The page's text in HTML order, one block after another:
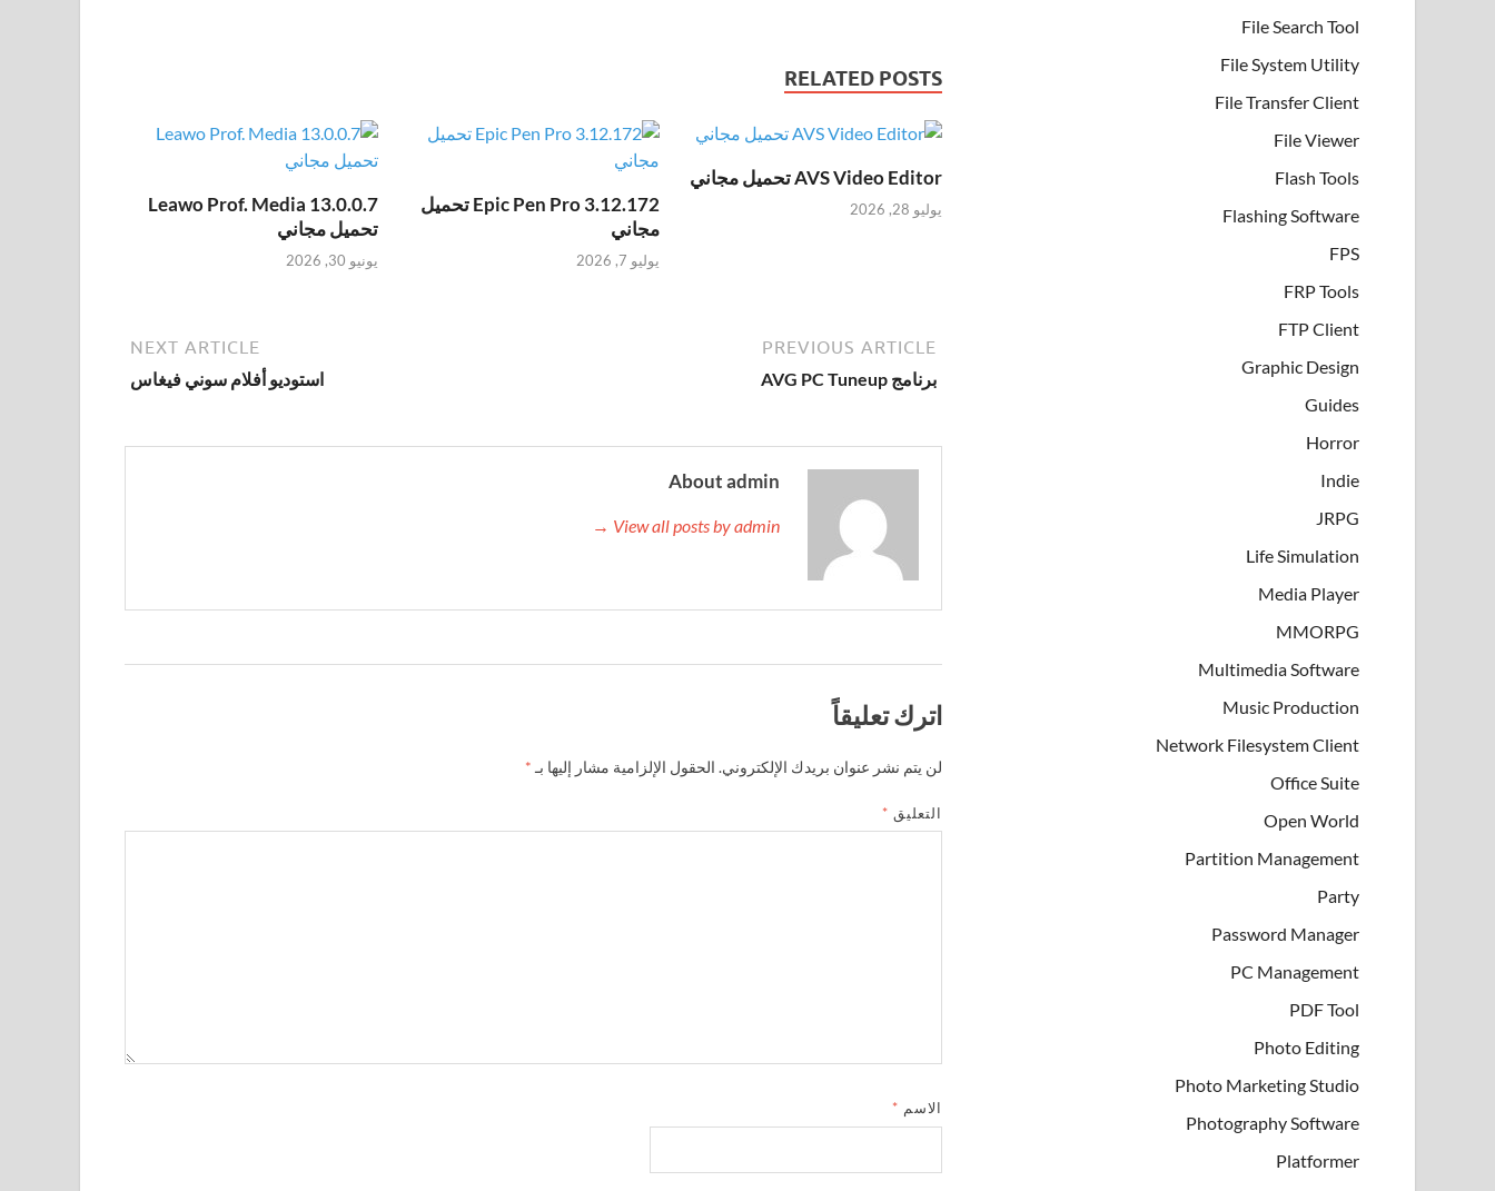
RELATED POSTS
AVS Video Editor تحميل مجاني
يوليو 28, 2026
Epic Pen Pro 3.12.172 تحميل
مجاني
يوليو 7, 2026
Leawo Prof. Media 13.0.0.7
تحميل مجاني
يونيو 30, 2026
PREVIOUS ARTICLE
برنامج AVG PC Tuneup
NEXT ARTICLE
استوديو أفلام سوني فيغاس
About admin
View all posts by admin →
اترك تعليقاً
لن يتم نشر عنوان بريدك الإلكتروني. الحقول الإلزامية مشار إليها بـ *
التعليق *
الاسم *
File Search Tool
File System Utility
File Transfer Client
File Viewer
Flash Tools
Flashing Software
FPS
FRP Tools
FTP Client
Graphic Design
Guides
Horror
Indie
JRPG
Life Simulation
Media Player
MMORPG
Multimedia Software
Music Production
Network Filesystem Client
Office Suite
Open World
Partition Management
Party
Password Manager
PC Management
PDF Tool
Photo Editing
Photo Marketing Studio
Photography Software
Platformer